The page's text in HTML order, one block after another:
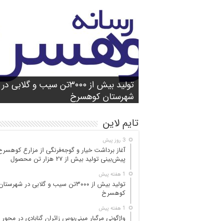
آغاز برداشت خیار و گوجه‌فرنگی از
کوهسرخ؛
تن محصول
تولید بیش از ۳۰۰۰تن سیب و گلابی در
شهرستان کوهسرخ
واژگونی مرگبار مینی‌بوس زائران
در محور کاشمر ـ کوهسرخ؛ ۵
۲۵ مصدوم
بازدید میدانی مسئولان از محور کاشمر
کوهسرخ و بررسی نقاط حادثه‌خیز
شورای آموزش و پرورش شهرستان
کوهسرخ برگزار شد؛ تأکید بر آمادگی
مدارس برای سال تحصیلی جدید
تایم لاین
3 روز پیش
آغاز برداشت خیار و گوجه‌فرنگی از مزارع
پیش‌بینی تولید بیش از ۲۷ هزار تن محصول
1 هفته پیش
تولید بیش از ۳۰۰۰تن سیب و گلابی در
کوهسرخ
1 هفته پیش
واژگونی مرگبار مینی‌بوس زائران گنابادی در محور